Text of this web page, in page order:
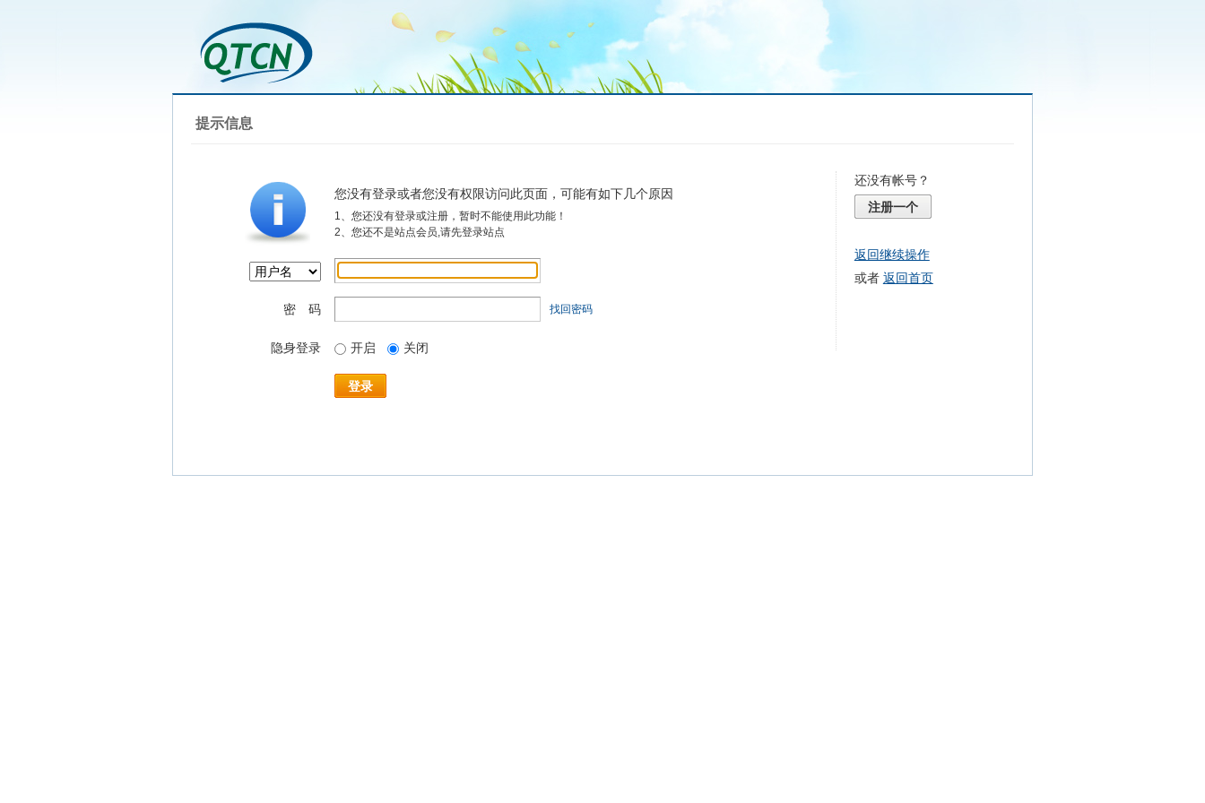
提示信息
您没有登录或者您没有权限访问此页面，可能有如下几个原因
1、您还没有登录或注册，暂时不能使用此功能！
2、您还不是站点会员,请先登录站点
密 码 找回密码
隐身登录 开启 关闭
登录
还没有帐号？
注册一个
返回继续操作
或者 返回首页